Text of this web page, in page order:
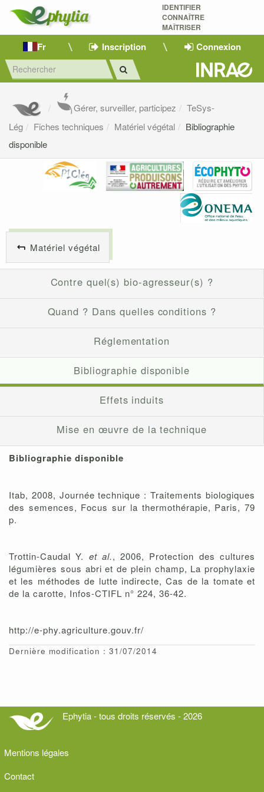
IDENTIFIER
CONNAÎTRE
MAÎTRISER
Fr Inscription Connexion
Gérer, surveiller, participez
TeSys-
Lég
Fiches techniques Matériel végétal
Bibliographie
disponible
Matériel végétal
Contre quel(s) bio-agresseur(s) ?
Quand ? Dans quelles conditions ?
Réglementation
Bibliographie disponible
Effets induits
Mise en œuvre de la technique
Bibliographie disponible
Itab, 2008, Journée technique : Traitements biologiques
des semences, Focus sur la thermothérapie, Paris, 79
p.
Trottin-Caudal Y. et al., 2006, Protection des cultures
légumières sous abri et de plein champ, La prophylaxie
et les méthodes de lutte indirecte, Cas de la tomate et
de la carotte, Infos-CTIFL n° 224, 36-42.
http://e-phy.agriculture.gouv.fr/
Dernière modification : 31/07/2014
Ephytia - tous droits réservés - 2026
Mentions légales
Contact